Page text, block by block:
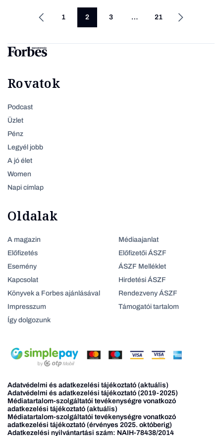
1 2 3 … 21
Rovatok
Podcast
Üzlet
Pénz
Legyél jobb
A jó élet
Women
Napi címlap
Oldalak
A magazin
Előfizetés
Esemény
Kapcsolat
Könyvek a Forbes ajánlásával
Impresszum
Így dolgozunk
Médiaajanlat
Előfizetői ÁSZF
ÁSZF Melléklet
Hirdetési ÁSZF
Rendezveny ÁSZF
Támogatói tartalom
Adatvédelmi és adatkezelési tájékoztató (aktuális)
Adatvédelmi és adatkezelési tájékoztató (2019-2025)
Médiatartalom-szolgáltatói tevékenységre vonatkozó
adatkezelési tájékoztató (aktuális)
Médiatartalom-szolgáltatói tevékenységre vonatkozó
adatkezelési tájékoztató (érvényes 2025. októberig)
Adatkezelési nyilvántartási szám: NAIH-78438/2014